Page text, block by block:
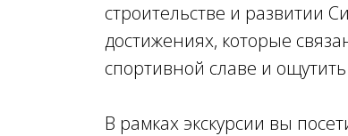
строительстве и развитии
достижениях, которые
спортивной славе и
В рамках экскурсии вы